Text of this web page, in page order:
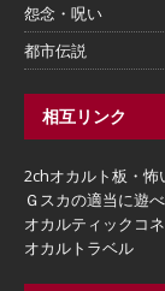
怨念・呪い
都市伝説
相互リンク
2chオカルト板・怖
Ｇスカの適当に遊べ
オカルティックコ
オカルトラベル